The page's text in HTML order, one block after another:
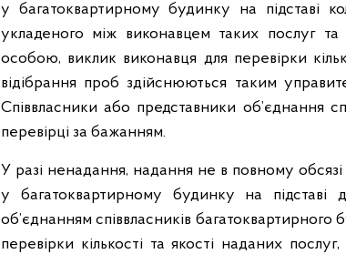
у багатоквартирному будинку на підставі
укладеного між виконавцем таких послуг
особою, виклик виконавця для перевірки
відібрання проб здійснюються таким
Співвласники або представники об’єднання
перевірці за бажанням.
У разі ненадання, надання не в повному
у багатоквартирному будинку на підставі
об’єднанням співвласників
перевірки кількості та якості наданих